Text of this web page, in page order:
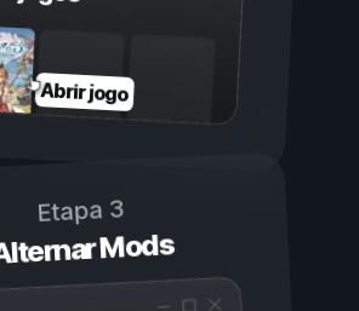
Abrir jogo
Etapa 3
Mods